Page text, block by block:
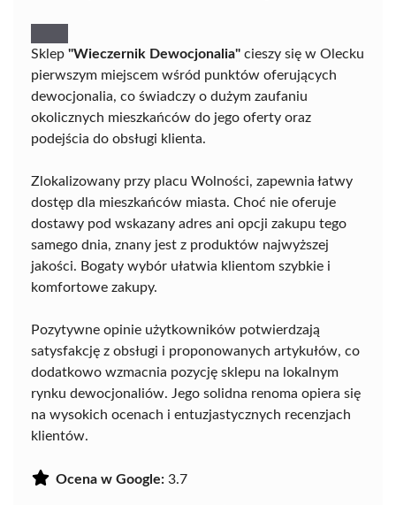
Sklep "Wieczernik Dewocjonalia" cieszy się w Olecku
pierwszym miejscem wśród punktów oferujących
dewocjonalia, co świadczy o dużym zaufaniu
okolicznych mieszkańców do jego oferty oraz
podejścia do obsługi klienta.
Zlokalizowany przy placu Wolności, zapewnia łatwy
dostęp dla mieszkańców miasta. Choć nie oferuje
dostawy pod wskazany adres ani opcji zakupu tego
samego dnia, znany jest z produktów najwyższej
jakości. Bogaty wybór ułatwia klientom szybkie i
komfortowe zakupy.
Pozytywne opinie użytkowników potwierdzają
satysfakcję z obsługi i proponowanych artykułów, co
dodatkowo wzmacnia pozycję sklepu na lokalnym
rynku dewocjonaliów. Jego solidna renoma opiera się
na wysokich ocenach i entuzjastycznych recenzjach
klientów.
Ocena w Google: 3.7